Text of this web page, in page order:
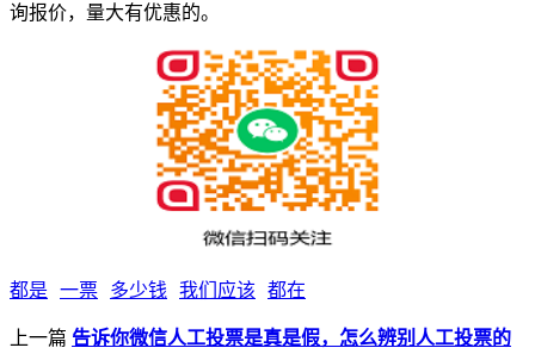
询报价，量大有优惠的。
都是 一票 多少钱 我们应该 都在
上一篇 告诉你微信人工投票是真是假，怎么辨别人工投票的